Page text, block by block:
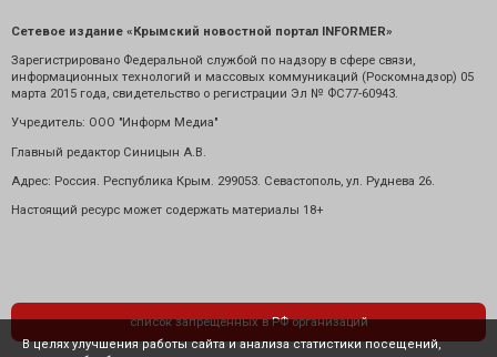
Сетевое издание «Крымский новостной портал INFORMER»
Зарегистрировано Федеральной службой по надзору в сфере связи,
информационных технологий и массовых коммуникаций (Роскомнадзор) 05
марта 2015 года, свидетельство о регистрации Эл № ФС77-60943.
Учредитель: ООО "Информ Медиа"
Главный редактор Синицын А.В.
Адрес: Россия. Республика Крым. 299053. Севастополь, ул. Руднева 26.
Настоящий ресурс может содержать материалы 18+
список запрещенных в РФ организаций
В целях улучшения работы сайта и анализа статистики посещений,